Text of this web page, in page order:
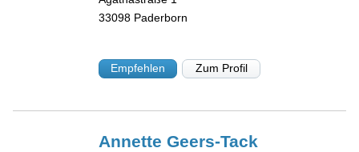
33098 Paderborn
Empfehlen Zum Profil
AnnetteGeers-Tack